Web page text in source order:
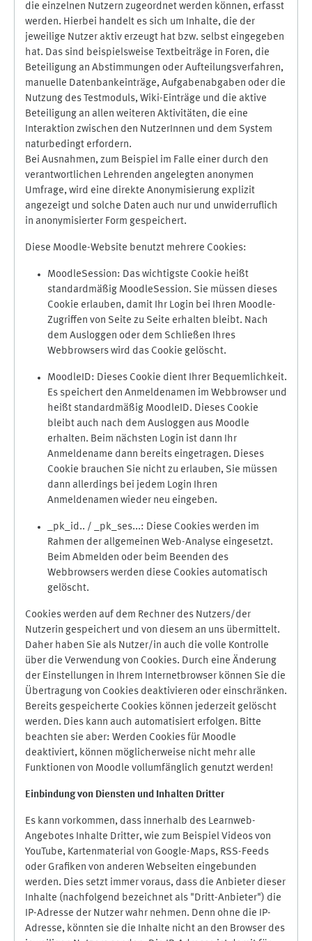
die einzelnen Nutzern zugeordnet werden können, erfasst
werden. Hierbei handelt es sich um Inhalte, die der
jeweilige Nutzer aktiv erzeugt hat bzw. selbst eingegeben
hat. Das sind beispielsweise Textbeiträge in Foren, die
Beteiligung an Abstimmungen oder Aufteilungsverfahren,
manuelle Datenbankeinträge, Aufgabenabgaben oder die
Nutzung des Testmoduls, Wiki-Einträge und die aktive
Beteiligung an allen weiteren Aktivitäten, die eine
Interaktion zwischen den NutzerInnen und dem System
naturbedingt erfordern.
Bei Ausnahmen, zum Beispiel im Falle einer durch den
verantwortlichen Lehrenden angelegten anonymen
Umfrage, wird eine direkte Anonymisierung explizit
angezeigt und solche Daten auch nur und unwiderruflich
in anonymisierter Form gespeichert.
Diese Moodle-Website benutzt mehrere Cookies:
MoodleSession: Das wichtigste Cookie heißt
standardmäßig MoodleSession. Sie müssen dieses
Cookie erlauben, damit Ihr Login bei Ihren Moodle-
Zugriffen von Seite zu Seite erhalten bleibt. Nach
dem Ausloggen oder dem Schließen Ihres
Webbrowsers wird das Cookie gelöscht.
MoodleID: Dieses Cookie dient Ihrer Bequemlichkeit.
Es speichert den Anmeldenamen im Webbrowser und
heißt standardmäßig MoodleID. Dieses Cookie
bleibt auch nach dem Ausloggen aus Moodle
erhalten. Beim nächsten Login ist dann Ihr
Anmeldename dann bereits eingetragen. Dieses
Cookie brauchen Sie nicht zu erlauben, Sie müssen
dann allerdings bei jedem Login Ihren
Anmeldenamen wieder neu eingeben.
_pk_id.. / _pk_ses...: Diese Cookies werden im
Rahmen der allgemeinen Web-Analyse eingesetzt.
Beim Abmelden oder beim Beenden des
Webbrowsers werden diese Cookies automatisch
gelöscht.
Cookies werden auf dem Rechner des Nutzers/der
Nutzerin gespeichert und von diesem an uns übermittelt.
Daher haben Sie als Nutzer/in auch die volle Kontrolle
über die Verwendung von Cookies. Durch eine Änderung
der Einstellungen in Ihrem Internetbrowser können Sie die
Übertragung von Cookies deaktivieren oder einschränken.
Bereits gespeicherte Cookies können jederzeit gelöscht
werden. Dies kann auch automatisiert erfolgen. Bitte
beachten sie aber: Werden Cookies für Moodle
deaktiviert, können möglicherweise nicht mehr alle
Funktionen von Moodle vollumfänglich genutzt werden!
Einbindung von Diensten und Inhalten Dritter
Es kann vorkommen, dass innerhalb des Learnweb-
Angebotes Inhalte Dritter, wie zum Beispiel Videos von
YouTube, Kartenmaterial von Google-Maps, RSS-Feeds
oder Grafiken von anderen Webseiten eingebunden
werden. Dies setzt immer voraus, dass die Anbieter dieser
Inhalte (nachfolgend bezeichnet als "Dritt-Anbieter") die
IP-Adresse der Nutzer wahr nehmen. Denn ohne die IP-
Adresse, könnten sie die Inhalte nicht an den Browser des